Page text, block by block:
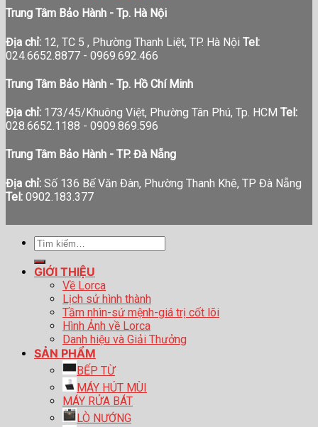
Trung Tâm Bảo Hành - Tp. Hà Nội
Địa chỉ: 12, TC 5 , Phường Thanh Liệt, TP. Hà Nội Tel:
024.6652.8877 - 0969.692.466
Trung Tâm Bảo Hành - Tp. Hồ Chí Minh
Địa chỉ: 173/45/Khuông Việt, Phường Tân Phú, Tp. HCM Tel:
028.6652.1188 - 0909.869.596
Trung Tâm Bảo Hành - TP. Đà Nẵng
Địa chỉ: Số 136 Bế Văn Đàn, Phường Thanh Khê, TP Đà Nẵng
Tel: 0902.183.377
Tìm
kiếm:
GIỚI THIỆU
Về Lorca
Lịch sử hình thành
Tầm nhìn-sứ mệnh-giá trị cốt lõi
Hình Ảnh về Lorca
Danh hiệu và Giải Thưởng
SẢN PHẨM
BẾP TỪ
MÁY HÚT MÙI
MÁY RỬA BÁT
LÒ NƯỚNG